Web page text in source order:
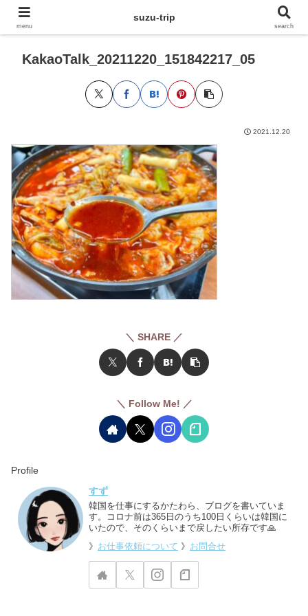
KakaoTalk_20211220_151842217_05
2021.12.20
＼ SHARE ／
＼ Follow Me! ／
Profile
すず
韓国を仕事にするかたわら、ブログを書いていま
す。コロナ前は365日のうち100日くらいは韓国に
いたので、そのくらいまで戻したい所存です🙏
》 お仕事依頼について 》 お問合せ
menu
suzu-trip
search